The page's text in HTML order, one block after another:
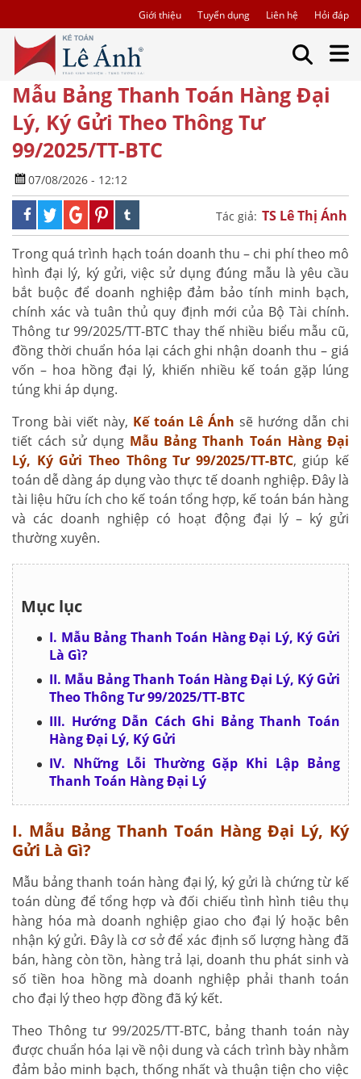
Giới thiệu Tuyển dụng Liên hệ Hỏi đáp
Mẫu Bảng Thanh Toán Hàng Đại
Lý, Ký Gửi Theo Thông Tư
99/2025/TT-BTC
07/08/2026 - 12:12
Tác giả: TS Lê Thị Ánh
Trong quá trình hạch toán doanh thu – chi phí theo mô
hình đại lý, ký gửi, việc sử dụng đúng mẫu là yêu cầu
bắt buộc để doanh nghiệp đảm bảo tính minh bạch,
chính xác và tuân thủ quy định mới của Bộ Tài chính.
Thông tư 99/2025/TT-BTC thay thế nhiều biểu mẫu cũ,
đồng thời chuẩn hóa lại cách ghi nhận doanh thu – giá
vốn – hoa hồng đại lý, khiến nhiều kế toán gặp lúng
túng khi áp dụng.
Trong bài viết này, Kế toán Lê Ánh sẽ hướng dẫn chi
tiết cách sử dụng Mẫu Bảng Thanh Toán Hàng Đại
Lý, Ký Gửi Theo Thông Tư 99/2025/TT-BTC, giúp kế
toán dễ dàng áp dụng vào thực tế doanh nghiệp. Đây là
tài liệu hữu ích cho kế toán tổng hợp, kế toán bán hàng
và các doanh nghiệp có hoạt động đại lý – ký gửi
thường xuyên.
Mục lục
I. Mẫu Bảng Thanh Toán Hàng Đại Lý, Ký Gửi
Là Gì?
II. Mẫu Bảng Thanh Toán Hàng Đại Lý, Ký Gửi
Theo Thông Tư 99/2025/TT-BTC
III. Hướng Dẫn Cách Ghi Bảng Thanh Toán
Hàng Đại Lý, Ký Gửi
IV. Những Lỗi Thường Gặp Khi Lập Bảng
Thanh Toán Hàng Đại Lý
I. Mẫu Bảng Thanh Toán Hàng Đại Lý, Ký
Gửi Là Gì?
Mẫu bảng thanh toán hàng đại lý, ký gửi là chứng từ kế
toán dùng để tổng hợp và đối chiếu tình hình tiêu thụ
hàng hóa mà doanh nghiệp giao cho đại lý hoặc bên
nhận ký gửi. Đây là cơ sở để xác định số lượng hàng đã
bán, hàng còn tồn, hàng trả lại, doanh thu phát sinh và
số tiền hoa hồng mà doanh nghiệp phải thanh toán
cho đại lý theo hợp đồng đã ký kết.
Theo Thông tư 99/2025/TT-BTC, bảng thanh toán này
được chuẩn hóa lại về nội dung và cách trình bày nhằm
đảm bảo minh bạch, thống nhất và thuận tiện cho việc